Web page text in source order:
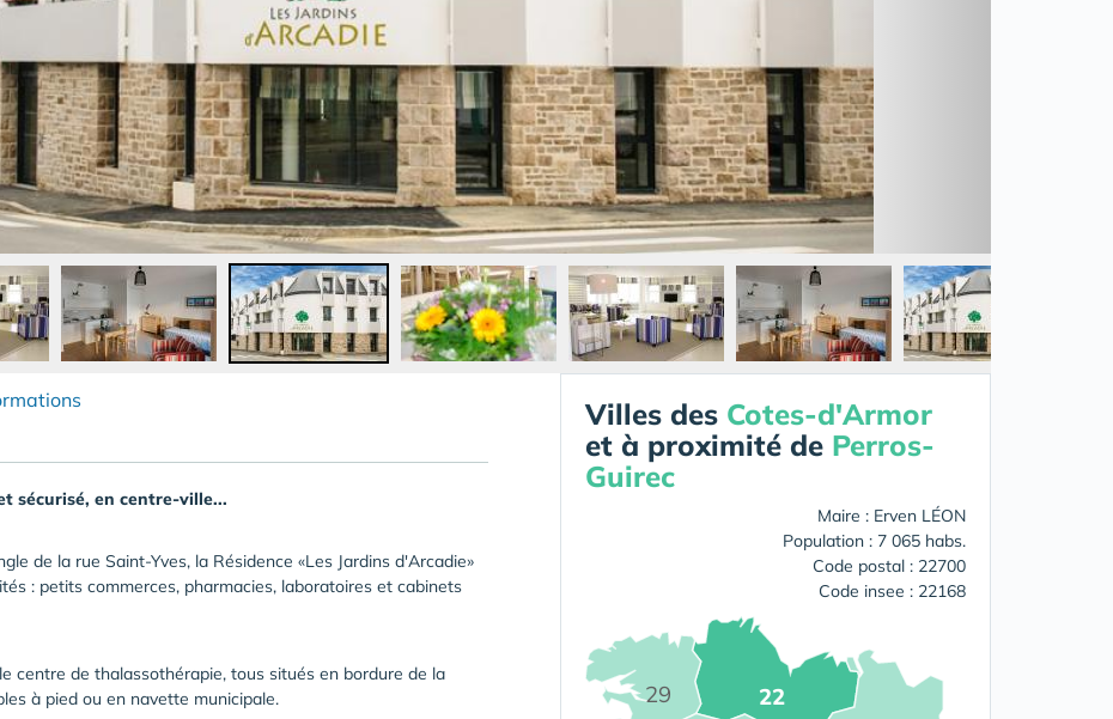
sécurisé, en centre-ville...
de la rue Saint-Yves, la Résidence «Les Jardins d'Arcadie»
: petits commerces, pharmacies, laboratoires et cabinets
centre de thalassothérapie, tous situés en bordure de la
à pied ou en navette municipale.
Villes des Cotes-d'Armor
et à proximité de Perros-
Guirec
Maire : Erven LÉON
Population : 7 065 habs.
Code postal : 22700
Code insee : 22168
22
29